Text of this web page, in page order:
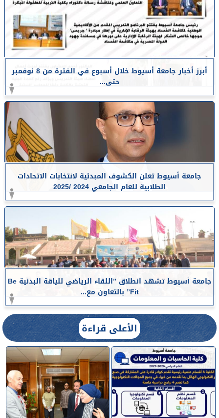
أبرز أخبار جامعة أسيوط خلال أسبوع في الفترة من 8 نوفمبر
حتى...
جامعة أسيوط تعلن الكشوف المبدئية لانتخابات الاتحادات
الطلابية للعام الجامعي 2024 /2025
جامعة أسيوط تشهد انطلاق ”اللقاء الرياضي للياقة البدنية Be
Fit” بالتعاون مع...
الأعلى قراءة